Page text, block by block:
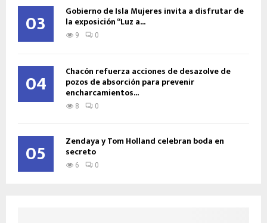
03 Gobierno de Isla Mujeres invita a disfrutar de
la exposición “Luz a...
9 0
04 Chacón refuerza acciones de desazolve de
pozos de absorción para prevenir
encharcamientos...
8 0
05 Zendaya y Tom Holland celebran boda en
secreto
6 0